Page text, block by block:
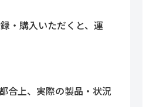
・購入いただくと、運
合上、実際の製品・状況